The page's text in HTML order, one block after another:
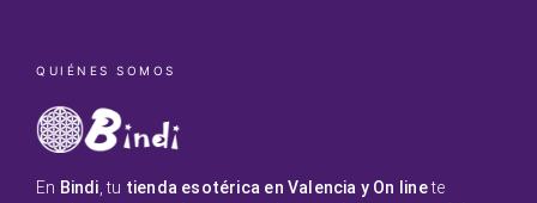
QUIÉNES SOMOS
En Bindi , tu tienda esotérica en Valencia y On linete